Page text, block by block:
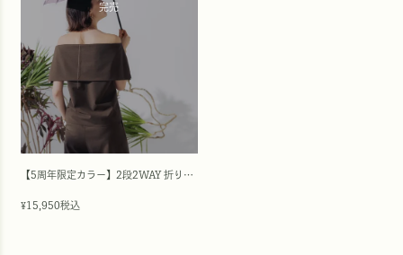
【5周年限定カラー】2段2WAY 折りたたみ日傘/バイカラー(50cm)
¥15,950税込
完売